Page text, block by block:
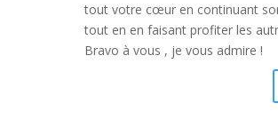
tout votre cœur en continuant
tout en en faisant profiter les
Bravo à vous , je vous admire !